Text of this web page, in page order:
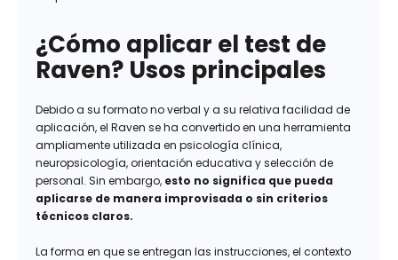
¿Cómo aplicar el test de
Raven? Usos principales
Debido a su formato no verbal y a su relativa facilidad de
aplicación, el Raven se ha convertido en una herramienta
ampliamente utilizada en psicología clínica,
neuropsicología, orientación educativa y selección de
personal. Sin embargo, esto no significa que pueda
aplicarse de manera improvisada o sin criterios
técnicos claros.
La forma en que se entregan las instrucciones, el contexto